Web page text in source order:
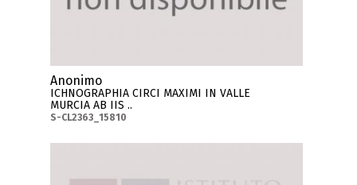
Anonimo
ICHNOGRAPHIA CIRCI MAXIMI IN VALLE
MURCIA AB IIS ..
S-CL2363_15810